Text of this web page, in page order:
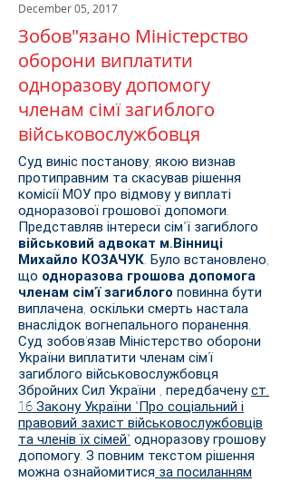
December 05, 2017
Зобов"язано Міністерство
оборони виплатити
одноразову допомогу
членам сімї загиблого
військовослужбовця
Суд виніс постанову, якою визнав
протиправним та скасував рішення
комісії МОУ про відмову у виплаті
одноразової грошової допомоги.
Представляв інтереси сім"ї загиблого
військовий адвокат м.Вінниці
Михайло КОЗАЧУК. Було встановлено,
що одноразова грошова допомога
членам сім'ї загиблого повинна бути
виплачена, оскільки смерть настала
внаслідок вогнепального поранення.
Суд зобов'язав Міністерство оборони
України виплатити членам сім'ї
загиблого військовослужбовця
Збройних Сил України , передбаченуст.
16 Закону України "Про соціальний і
правовий захист військовослужбовців
та членів їх сімей" одноразову грошову
допомогу. З повним текстом рішення
можна ознайомитися за посиланням